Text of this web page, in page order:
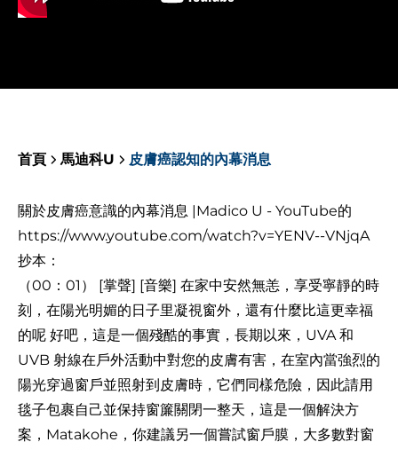
首頁 馬迪科U 皮膚癌認知的內幕消息
關於皮膚癌意識的內幕消息 |Madico U - YouTube的
https://www.youtube.com/watch?v=YENV--VNjqA
抄本：
（00：01） [掌聲] [音樂] 在家中安然無恙，享受寧靜的時
刻，在陽光明媚的日子里凝視窗外，還有什麼比這更幸福
的呢 好吧，這是一個殘酷的事實，長期以來，UVA 和
UVB 射線在戶外活動中對您的皮膚有害，在室內當強烈的
陽光穿過窗戶並照射到皮膚時，它們同樣危險，因此請用
毯子包裹自己並保持窗簾關閉一整天，這是一個解決方
案，Matakohe，你建議另一個嘗試窗戶膜，大多數對窗